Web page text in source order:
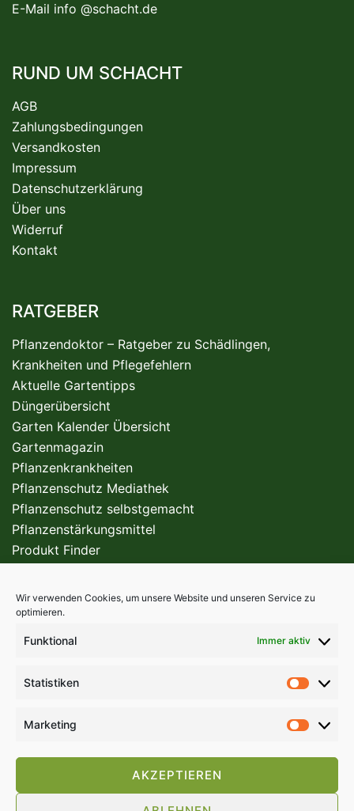
Wir verwenden Cookies, um unsere Website und unseren Service zu
optimieren.
Funktional Immer aktiv
Statistiken
Marketing
AKZEPTIEREN
E-Mail info @schacht.de
RUND UM SCHACHT
AGB
Zahlungsbedingungen
Versandkosten
Impressum
Datenschutzerklärung
Über uns
Widerruf
Kontakt
RATGEBER
Pflanzendoktor – Ratgeber zu Schädlingen,
Krankheiten und Pflegefehlern
Aktuelle Gartentipps
Düngerübersicht
Garten Kalender Übersicht
Gartenmagazin
Pflanzenkrankheiten
Pflanzenschutz Mediathek
Pflanzenschutz selbstgemacht
Pflanzenstärkungsmittel
Produkt Finder
FÜR DEN PROFI